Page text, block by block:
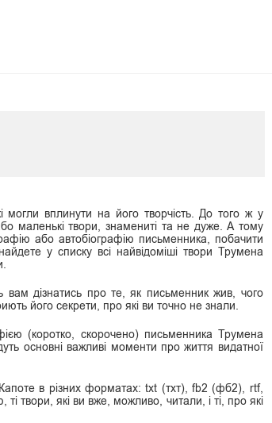
могли вплинути на його творчість. До того ж у
маленькі твори, знамениті та не дуже. А тому
або автобіографію письменника, побачити
у списку всі найвідоміші твори Трумена
вам дізнатись про те, як письменник жив, чого
його секрети, про які ви точно не знали.
(коротко, скорочено) письменника Трумена
основні важливі моменти про життя видатної
в різних форматах: txt (тхт), fb2 (фб2), rtf,
твори, які ви вже, можливо, читали, і ті, про які